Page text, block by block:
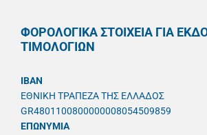
ΦΟΡΟΛΟΓΙΚΑ ΣΤΟΙΧΕΙΑ ΓΙΑ
ΤΙΜΟΛΟΓΙΩΝ
IBAN
ΕΘΝΙΚΗ ΤΡΑΠΕΖΑ ΤΗΣ ΕΛΛΑΔΟΣ
GR4801100800000008054509859
ΕΠΩΝΥΜΙΑ